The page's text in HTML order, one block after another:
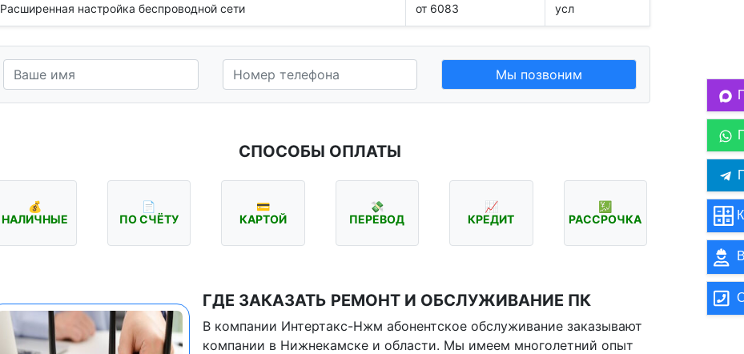
Расширенная настройка беспроводной сети от 6083 усл
Мы позвоним
СПОСОБЫ ОПЛАТЫ
💰
НАЛИЧНЫЕ
📄
ПО СЧЁТУ
💳
КАРТОЙ
💸
ПЕРЕВОД
📈
КРЕДИТ
💹
РАССРОЧКА
ГДЕ ЗАКАЗАТЬ РЕМОНТ И ОБСЛУЖИВАНИЕ ПК
В компании Интертакс-Нжм абонентское обслуживание заказывают
компании в Нижнекамске и области. Мы имеем многолетний опыт